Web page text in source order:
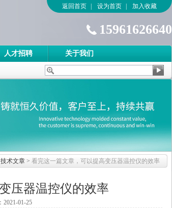
15961626640
返回首页 设为首页 加入收藏
人才招聘 关于我们
技术文章 > 看完这一篇文章，可以提高变压器温控仪的效率
压器温控仪的效率
2021-01-25